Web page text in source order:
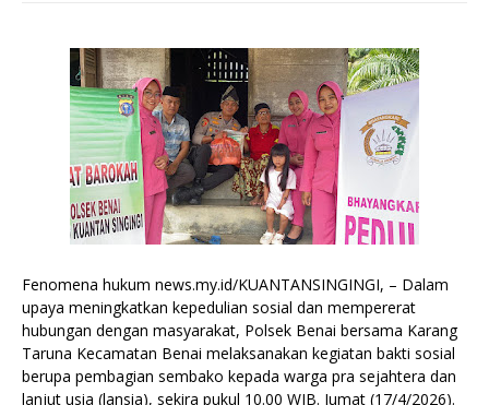
Fenomena hukum news.my.id/KUANTANSINGINGI, – Dalam
upaya meningkatkan kepedulian sosial dan mempererat
hubungan dengan masyarakat, Polsek Benai bersama Karang
Taruna Kecamatan Benai melaksanakan kegiatan bakti sosial
berupa pembagian sembako kepada warga pra sejahtera dan
lanjut usia (lansia), sekira pukul 10.00 WIB. Jumat (17/4/2026).